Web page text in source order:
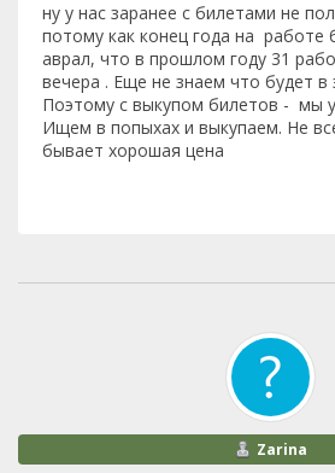
ну у нас заранее с билетами не
потому как конец года на работе
аврал, что в прошлом году 31
вечера . Еще не знаем что будет в
Поэтому с выкупом билетов - мы
Ищем в попыхах и выкупаем. Не
бывает хорошая цена
Zarina